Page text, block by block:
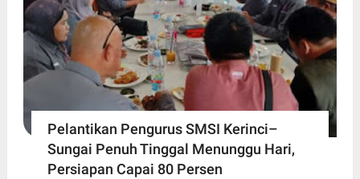
Pelantikan Pengurus SMSI Kerinci–
Sungai Penuh Tinggal Menunggu Hari,
Persiapan Capai 80 Persen